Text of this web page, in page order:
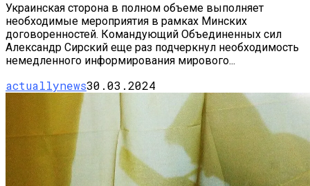
Украинская сторона в полном объеме выполняет
необходимые мероприятия в рамках Минских
договоренностей. Командующий Объединенных сил
Александр Сирский еще раз подчеркнул необходимость
немедленного информирования мирового...
actuallynews30.03.2024